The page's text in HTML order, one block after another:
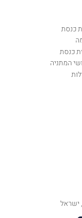
כנסת
כנסת
המתניה